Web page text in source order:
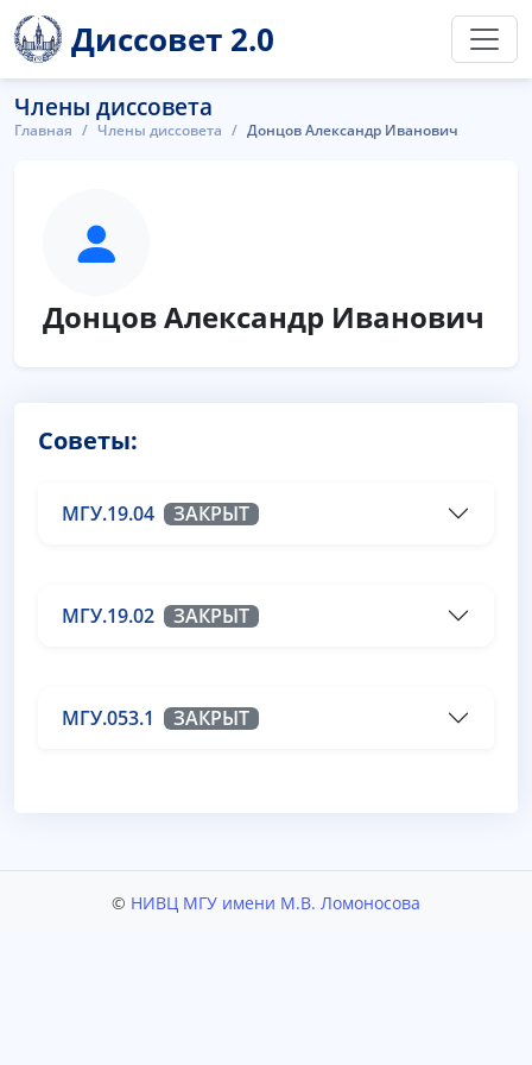
Диссовет 2.0
Члены диссовета
Главная Члены диссовета Донцов Александр Иванович
Донцов Александр Иванович
Советы:
МГУ.19.04 ЗАКРЫТ
МГУ.19.02 ЗАКРЫТ
МГУ.053.1 ЗАКРЫТ
© НИВЦ МГУ имени М.В. Ломоносова